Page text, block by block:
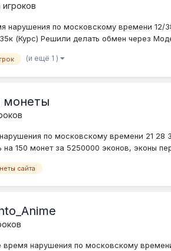
нарушения по московскому времени 12/
(Курс) Решили делать обмен через
(и ещё 1 )
монеты
по московскому времени 21
150 монет за 5250000 эконов, эконы
сайта
время нарушения по московскому